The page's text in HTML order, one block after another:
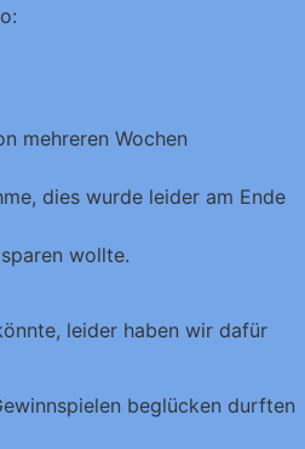
mehreren Wochen
dies wurde leider am Ende
wollte.
leider haben wir dafür
beglücken durften